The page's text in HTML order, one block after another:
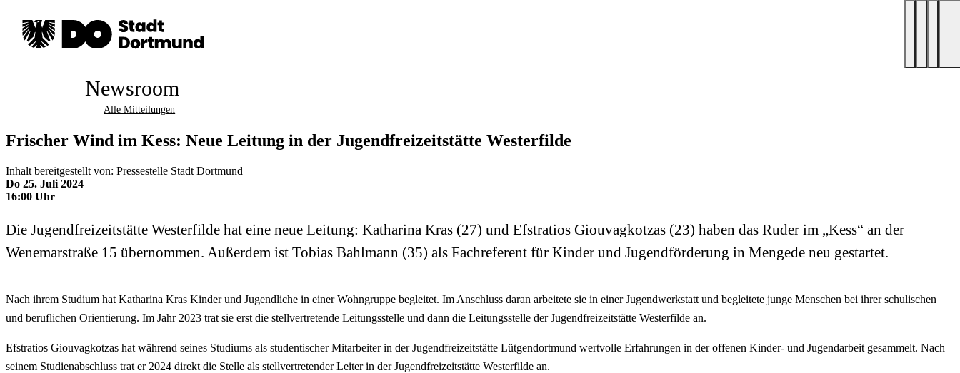
Newsroom
Alle Mitteilungen
Frischer Wind im Kess: Neue Leitung in der Jugendfreizeitstätte Westerfilde
Inhalt bereitgestellt von: Pressestelle Stadt Dortmund
Do 25. Juli 2024
16:00 Uhr
Die Jugendfreizeitstätte Westerfilde hat eine neue Leitung: Katharina Kras (27) und Efstratios Giouvagkotzas (23) haben das Ruder im „Kess“ an der
Wenemarstraße 15 übernommen. Außerdem ist Tobias Bahlmann (35) als Fachreferent für Kinder und Jugendförderung in Mengede neu gestartet.
Nach ihrem Studium hat Katharina Kras Kinder und Jugendliche in einer Wohngruppe begleitet. Im Anschluss daran arbeitete sie in einer Jugendwerkstatt und begleitete junge Menschen bei ihrer schulischen
und beruflichen Orientierung. Im Jahr 2023 trat sie erst die stellvertretende Leitungsstelle und dann die Leitungsstelle der Jugendfreizeitstätte Westerfilde an.
Efstratios Giouvagkotzas hat während seines Studiums als studentischer Mitarbeiter in der Jugendfreizeitstätte Lütgendortmund wertvolle Erfahrungen in der offenen Kinder- und Jugendarbeit gesammelt. Nach
seinem Studienabschluss trat er 2024 direkt die Stelle als stellvertretender Leiter in der Jugendfreizeitstätte Westerfilde an.